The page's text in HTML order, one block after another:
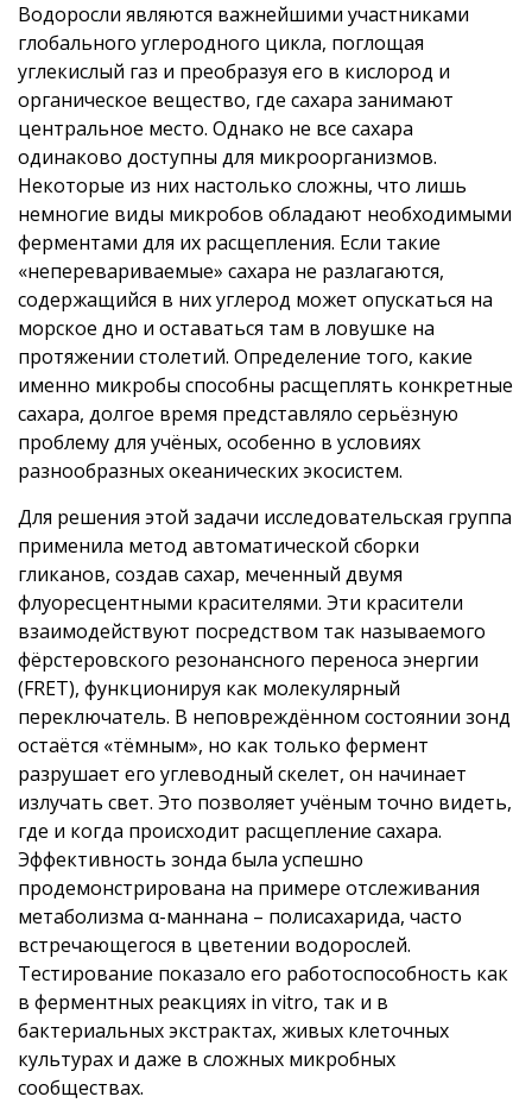
Водоросли являются важнейшими участниками
глобального углеродного цикла, поглощая
углекислый газ и преобразуя его в кислород и
органическое вещество, где сахара занимают
центральное место. Однако не все сахара
одинаково доступны для микроорганизмов.
Некоторые из них настолько сложны, что лишь
немногие виды микробов обладают необходимыми
ферментами для их расщепления. Если такие
«неперевариваемые» сахара не разлагаются,
содержащийся в них углерод может опускаться на
морское дно и оставаться там в ловушке на
протяжении столетий. Определение того, какие
именно микробы способны расщеплять конкретные
сахара, долгое время представляло серьёзную
проблему для учёных, особенно в условиях
разнообразных океанических экосистем.
Для решения этой задачи исследовательская группа
применила метод автоматической сборки
гликанов, создав сахар, меченный двумя
флуоресцентными красителями. Эти красители
взаимодействуют посредством так называемого
фёрстеровского резонансного переноса энергии
(FRET), функционируя как молекулярный
переключатель. В неповреждённом состоянии зонд
остаётся «тёмным», но как только фермент
разрушает его углеводный скелет, он начинает
излучать свет. Это позволяет учёным точно видеть,
где и когда происходит расщепление сахара.
Эффективность зонда была успешно
продемонстрирована на примере отслеживания
метаболизма α-маннана – полисахарида, часто
встречающегося в цветении водорослей.
Тестирование показало его работоспособность как
в ферментных реакциях in vitro, так и в
бактериальных экстрактах, живых клеточных
культурах и даже в сложных микробных
сообществах.